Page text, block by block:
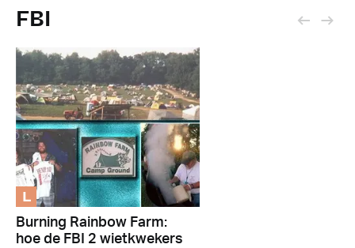
FBI
L
Burning Rainbow Farm:
hoe de FBI 2 wietkwekers